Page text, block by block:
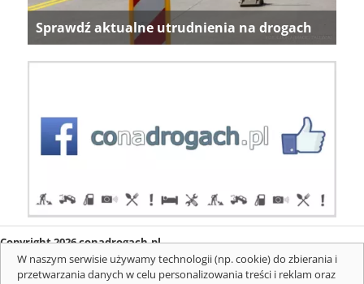
Sprawdź aktualne utrudnienia na drogach
Copyright 2026 conadrogach.pl
O firmie
Redakcja Regulamin
Informacje o cookies
Mapa serwisu
Komunikaty
W naszym serwisie używamy technologii (np. cookie) do zbierania i
przetwarzania danych w celu personalizowania treści i reklam oraz